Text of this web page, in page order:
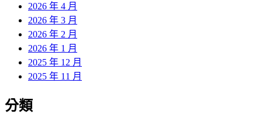
2026 年 4 月
2026 年 3 月
2026 年 2 月
2026 年 1 月
2025 年 12 月
2025 年 11 月
分類